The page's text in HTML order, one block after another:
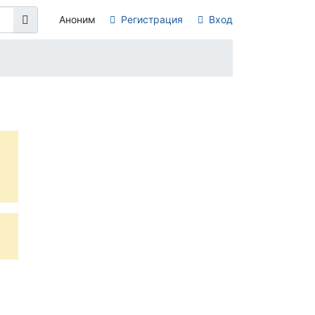
Аноним Регистрация Вход